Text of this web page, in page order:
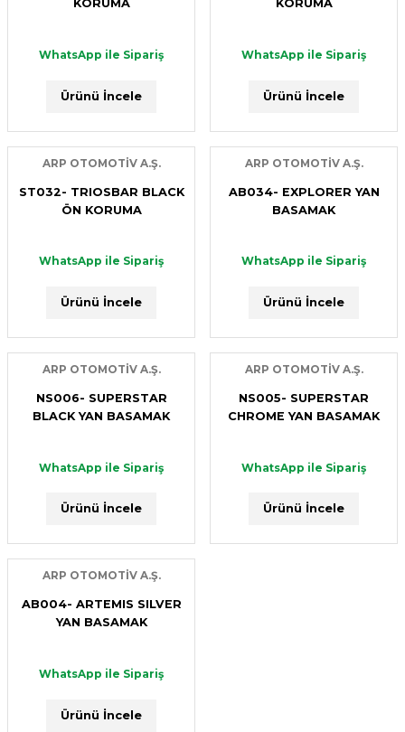
KORUMA
WhatsApp ile Sipariş
Ürünü İncele
KORUMA
WhatsApp ile Sipariş
Ürünü İncele
ARP OTOMOTİV A.Ş.
ST032- TRIOSBAR BLACK
ÖN KORUMA
WhatsApp ile Sipariş
Ürünü İncele
ARP OTOMOTİV A.Ş.
AB034- EXPLORER YAN
BASAMAK
WhatsApp ile Sipariş
Ürünü İncele
ARP OTOMOTİV A.Ş.
NS006- SUPERSTAR
BLACK YAN BASAMAK
WhatsApp ile Sipariş
Ürünü İncele
ARP OTOMOTİV A.Ş.
NS005- SUPERSTAR
CHROME YAN BASAMAK
WhatsApp ile Sipariş
Ürünü İncele
ARP OTOMOTİV A.Ş.
AB004- ARTEMIS SILVER
YAN BASAMAK
WhatsApp ile Sipariş
Ürünü İncele